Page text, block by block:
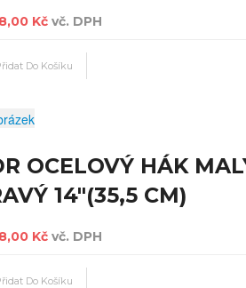
Kč vč. DPH
OCELOVÝ HÁK
14"(35,5 CM)
Kč vč. DPH